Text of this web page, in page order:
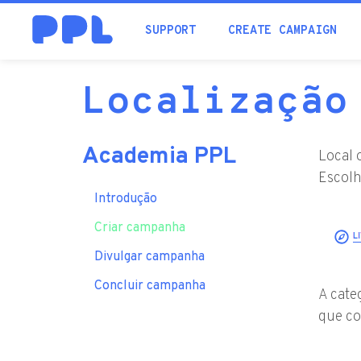
SUPPORT CREATE CAMPAIGN
Academia PPL
Introdução
Criar campanha
Divulgar campanha
Concluir campanha
Local
A
que